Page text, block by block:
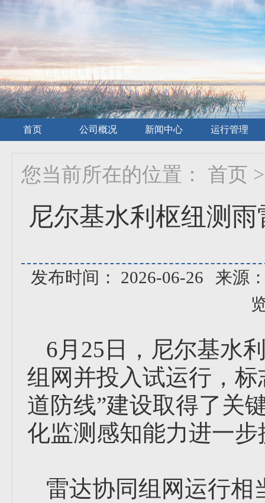
首页 公司概况 新闻中心 运行管理
您当前所在的位置： 首页 >
尼尔基水利枢纽测
发布时间： 2026-06-26
来源
6月25日，尼尔基水
组网并投入试运行，
道防线”建设取得了关
化监测感知能力进一步
雷达协同组网运行相